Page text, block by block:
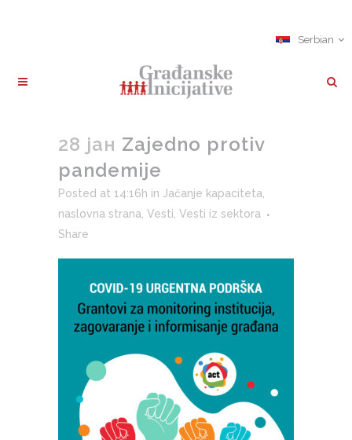
Serbian
28 јан Zajedno protiv
pandemije
Posted at 14:16h in Jačanje kapaciteta
naslovna strana Vesti Vesti iz sektora
Share